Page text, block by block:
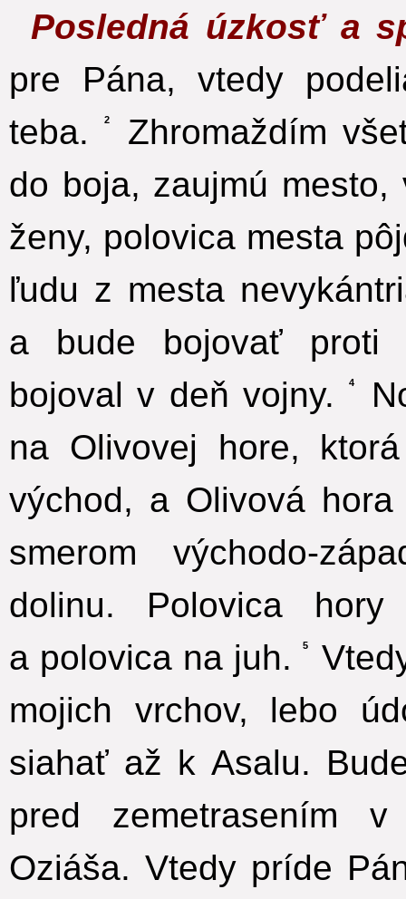
Posledná úzkosť a
pre Pána, vtedy
teba.
2
Zhromaždím
do boja, zaujmú mesto,
ženy, polovica mesta
ľudu z mesta
a bude bojovať proti
bojoval v deň vojny.
4
na Olivovej hore,
východ, a Olivová
smerom východo-
dolinu. Polovica
a polovica na juh.
5
mojich vrchov, lebo
siahať až k Asalu.
pred zemetrasením
Oziáša. Vtedy príde